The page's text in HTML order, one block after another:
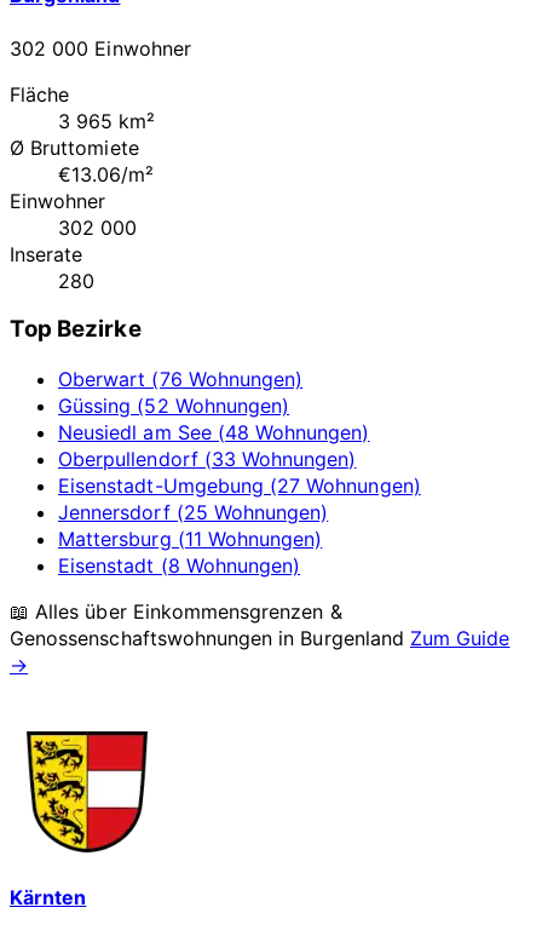
302 000 Einwohner
Fläche
3 965 km²
Ø Bruttomiete
€13.06/m²
Einwohner
302 000
Inserate
280
Top Bezirke
Oberwart (76 Wohnungen)
Güssing (52 Wohnungen)
Neusiedl am See (48 Wohnungen)
Oberpullendorf (33 Wohnungen)
Eisenstadt-Umgebung (27 Wohnungen)
Jennersdorf (25 Wohnungen)
Mattersburg (11 Wohnungen)
Eisenstadt (8 Wohnungen)
📖 Alles über Einkommensgrenzen &
Genossenschaftswohnungen in Burgenland Zum Guide
→
Kärnten